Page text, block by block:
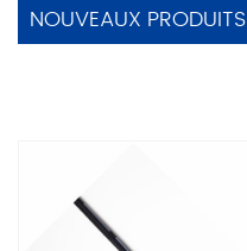
NOUVEAUX PRODUITS